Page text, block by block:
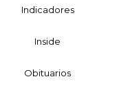
Indicadores
Inside
Obituarios